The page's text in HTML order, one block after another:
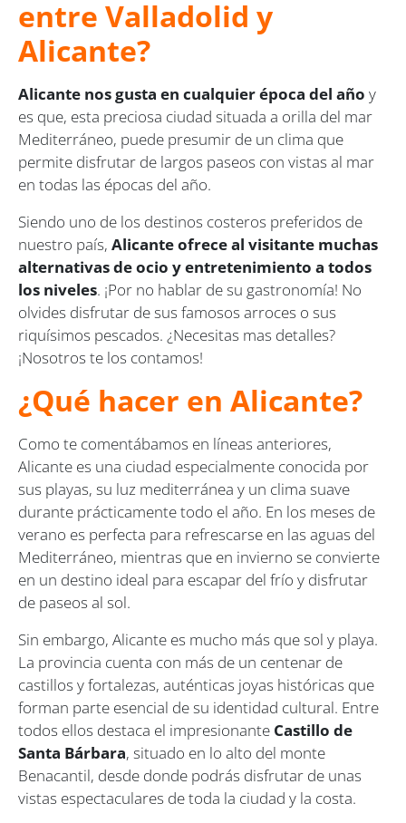
entre Valladolid y
Alicante?
Alicante nos gusta en cualquier época del año y
es que, esta preciosa ciudad situada a orilla del mar
Mediterráneo, puede presumir de un clima que
permite disfrutar de largos paseos con vistas al mar
en todas las épocas del año.
Siendo uno de los destinos costeros preferidos de
nuestro país, Alicante ofrece al visitante muchas
alternativas de ocio y entretenimiento a todos
los niveles. ¡Por no hablar de su gastronomía! No
olvides disfrutar de sus famosos arroces o sus
riquísimos pescados. ¿Necesitas mas detalles?
¡Nosotros te los contamos!
¿Qué hacer en Alicante?
Como te comentábamos en líneas anteriores,
Alicante es una ciudad especialmente conocida por
sus playas, su luz mediterránea y un clima suave
durante prácticamente todo el año. En los meses de
verano es perfecta para refrescarse en las aguas del
Mediterráneo, mientras que en invierno se convierte
en un destino ideal para escapar del frío y disfrutar
de paseos al sol.
Sin embargo, Alicante es mucho más que sol y playa.
La provincia cuenta con más de un centenar de
castillos y fortalezas, auténticas joyas históricas que
forman parte esencial de su identidad cultural. Entre
todos ellos destaca el impresionante Castillo de
Santa Bárbara, situado en lo alto del monte
Benacantil, desde donde podrás disfrutar de unas
vistas espectaculares de toda la ciudad y la costa.